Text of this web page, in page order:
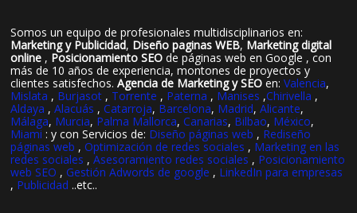
Somos un equipo de profesionales multidisciplinarios en:
Marketing y Publicidad, Diseño paginas WEB, Marketing digital
online , Posicionamiento SEO de páginas web en Google , con
más de 10 años de experiencia, montones de proyectos y
clientes satisfechos.Agencia de Marketing y SEO en:Valencia,
Mislata , Burjasot , Torrente , Paterna , Manises ,Chirivella ,
Aldaya ,Alacuás ,Catarroja, Barcelona, Madrid,Alicante,
Málaga, Murcia, Palma Mallorca,Canarias, Bilbao, México,
Miami : y con Servicios de: Diseño páginas web , Rediseño
páginas web ,Optimización de redes sociales , Marketing en las
redes sociales ,Asesoramiento redes sociales , Posicionamiento
web SEO ,Gestión Adwords de google , LinkedIn para empresas
, Publicidad ..etc..